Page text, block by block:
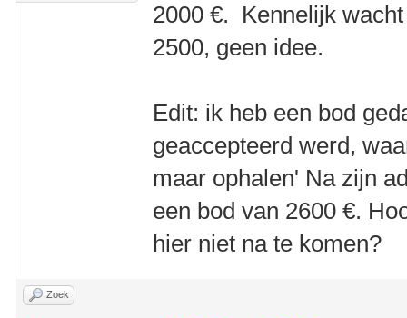
2000 €. Kennelijk
2500, geen idee.
Edit: ik heb een bod
geaccepteerd werd,
maar ophalen' Na zijn
een bod van 2600 €.
hier niet na te komen?
Zoek